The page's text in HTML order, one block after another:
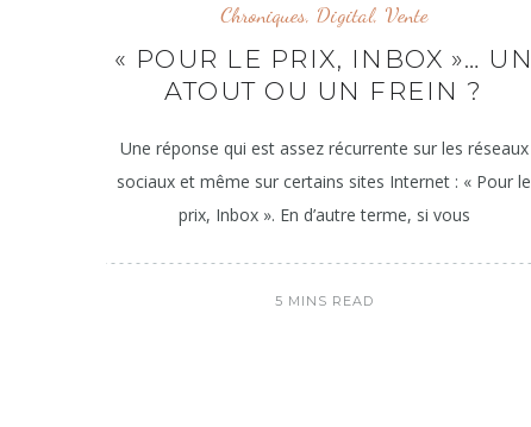
Chroniques, Digital, Vente
« POUR LE PRIX, INBOX »… UN
ATOUT OU UN FREIN ?
Une réponse qui est assez récurrente sur les réseaux
sociaux et même sur certains sites Internet : « Pour le
prix, Inbox ». En d’autre terme, si vous
5 MINS READ